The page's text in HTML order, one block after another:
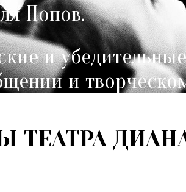
ТЕАТРА
Попов.
и
и